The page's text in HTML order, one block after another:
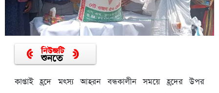
কাপ্তাই হ্রদে মৎস্য আহরন বন্ধকালীন সময়ে হ্রদের উপর